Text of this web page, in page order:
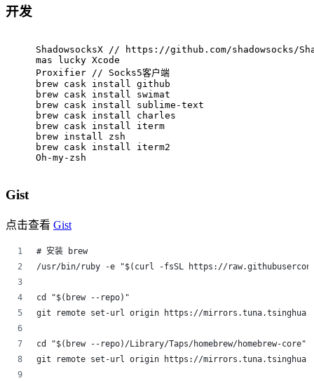
开发
ShadowsocksX // https://github.com/shadowsocks/
mas lucky Xcode
Proxifier // Socks5客户端
brew cask install github
brew cask install swimat
brew cask install sublime-text
brew cask install charles
brew cask install iterm
brew install zsh
brew cask install iterm2
Oh-my-zsh
Gist
点击查看 Gist
# 安装 brew
/usr/bin/ruby -e "$(curl -fsSL https://
cd "$(brew --repo)"
git remote set-url origin https://
cd "$(brew --repo)/Library/Taps/homebrew/homebrew-core"
git remote set-url origin https://